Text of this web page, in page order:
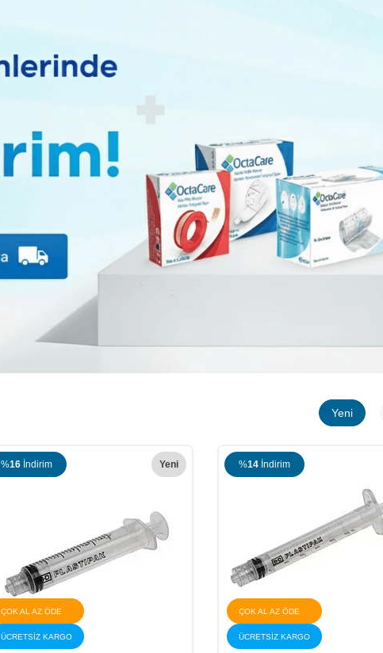
Yeni
%16 İndirim Yeni
ÇOK AL AZ ÖDE
ÜCRETSİZ KARGO
%14 İndirim
ÇOK AL AZ ÖDE
ÜCRETSİZ KARGO